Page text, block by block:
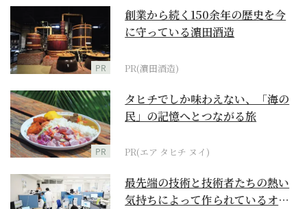
PR
創業から続く150余年の歴史を今
に守っている濵田酒造
PR(濵田酒造)
PR
タヒチでしか味わえない、「海の
民」の記憶へとつながる旅
PR(エア タヒチ ヌイ)
最先端の技術と技術者たちの熱い
気持ちによって作られているオー